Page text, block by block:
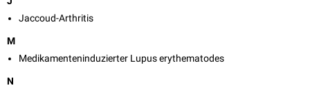
Jaccoud-Arthritis
M
Medikamenteninduzierter Lupus erythematodes
N